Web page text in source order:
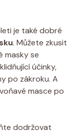
⁤je také dobré
. Můžete zkusit​
masky se⁢
‍účinky,
po zákroku. A
masce po
dodržovat